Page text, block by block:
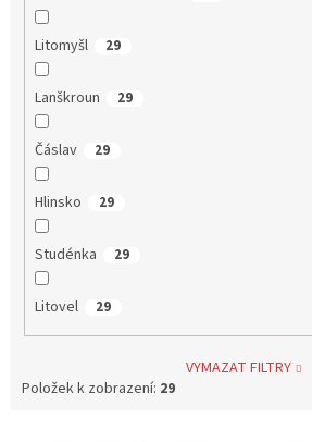
Litomyšl 29
Lanškroun 29
Čáslav 29
Hlinsko 29
Studénka 29
Litovel 29
VYMAZAT FILTRY
Položek k zobrazení: 29